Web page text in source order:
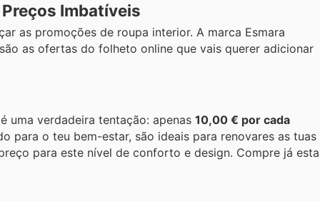
Imbatíveis
as promoções de roupa interior. A marca Esmara
as ofertas do folheto online que vais querer adicionar
uma verdadeira tentação: apenas 10,00 € por cada
para o teu bem-estar, são ideais para renovares as tuas
para este nível de conforto e design. Compre já esta